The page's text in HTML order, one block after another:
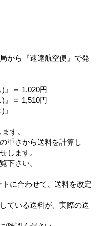
から『速達航空便』で発
)』＝ 1,020円
)』＝ 1,510円
す。
重さから送料を計算し
します。
下さい。
に合わせて、送料を改定
ている送料が、実際の送